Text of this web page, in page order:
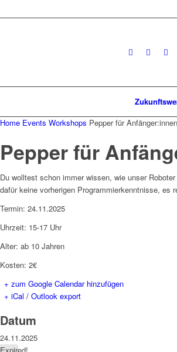
Home Events Workshops Pepper für Anfänger:innen
Pepper für
Du wolltest schon immer wissen, wie unser
dafür keine vorherigen Programmierkenntnisse, es
Termin: 24.11.2025
Uhrzeit: 15-17 Uhr
Alter: ab 10 Jahren
Kosten: 2€
+ zum Google Calendar hinzufügen
+ iCal / Outlook export
Datum
24.11.2025